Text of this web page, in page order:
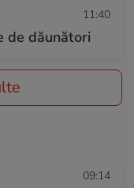
11:40
de dăunători
09:14